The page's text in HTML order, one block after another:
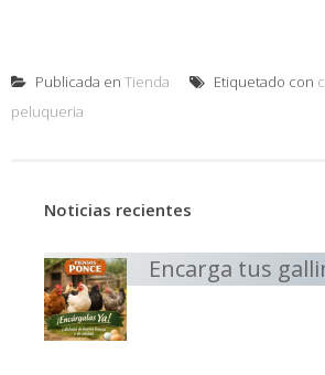
Publicada en Tienda Etiquetado con
peluqueria
Noticias recientes
Encarga tus